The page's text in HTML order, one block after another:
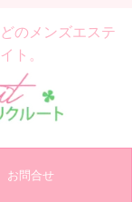
の メンズエステ
ト。
お問合せ